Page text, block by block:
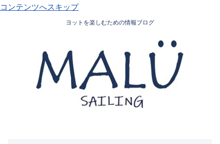
コンテンツへスキップ
ヨットを楽しむための情報ブログ